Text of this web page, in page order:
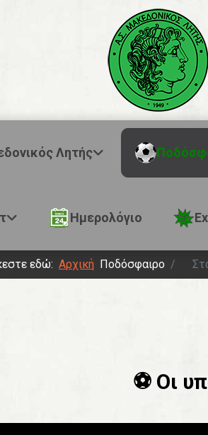
Λητής
Ημερολόγιο
εδώ: Αρχική Ποδόσφαιρο
⚽️ Οι